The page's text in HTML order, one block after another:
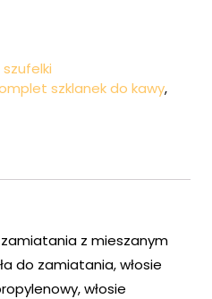
szklanek do kawy,
z mieszanym
do zamiatania, włosie
włosie